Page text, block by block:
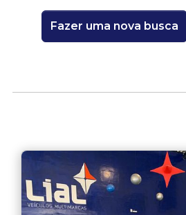
Fazer uma nova busca